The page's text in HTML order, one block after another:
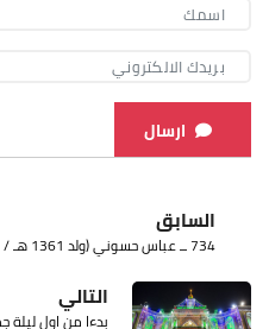
ارسال
السابق
734 ــ عباس حسوني (ولد 1361 هـ / 1942 م)
التالي